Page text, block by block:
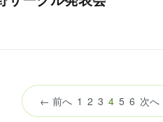
← 前へ 1 2 3 4（こ
の
5 6 次